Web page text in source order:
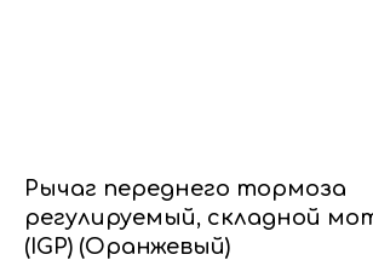
Рычаг переднего тормоза
регулируемый, складной
(IGP) (Оранжевый)